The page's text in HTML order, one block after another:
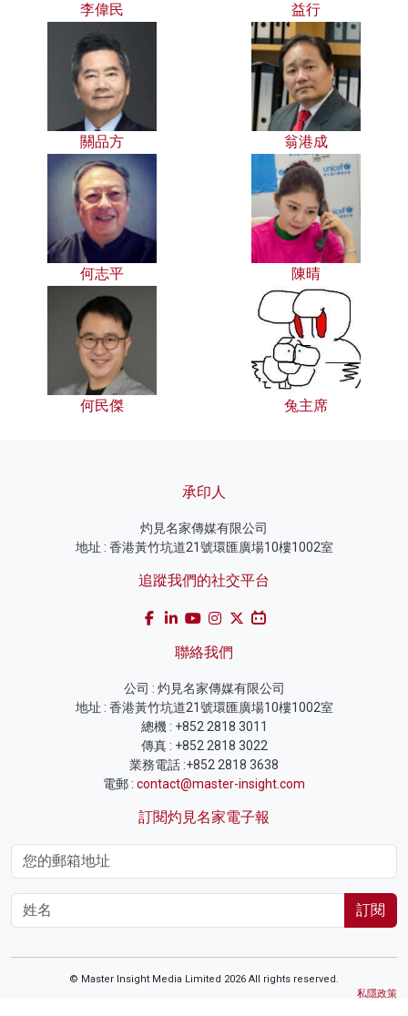
李偉民 益行
關品方 翁港成
何志平 陳晴
何民傑 兔主席
承印人
灼見名家傳媒有限公司
地址 : 香港黃竹坑道21號環匯廣場10樓1002室
追蹤我們的社交平台
聯絡我們
公司 : 灼見名家傳媒有限公司
地址 : 香港黃竹坑道21號環匯廣場10樓1002室
總機 : +852 2818 3011
傳真 : +852 2818 3022
業務電話 :+852 2818 3638
電郵 : contact@master-insight.com
訂閱灼見名家電子報
訂閱
© Master Insight Media Limited 2026 All rights reserved.
私隱政策